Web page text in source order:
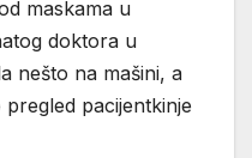
maskama u
doktora u
nešto na mašini, a
pacijentkinje